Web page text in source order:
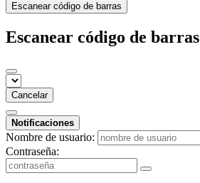
Escanear código de barras
Escanear código de barras
Cancelar
Notificaciones
Nombre de usuario:
Contraseña: